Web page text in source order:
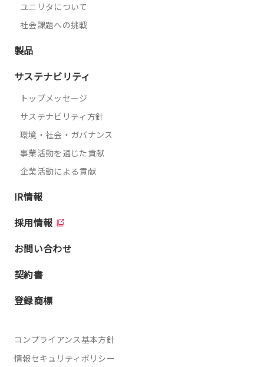
ユニリタについて
社会課題への挑戦
製品
サステナビリティ
トップメッセージ
サステナビリティ方針
環境・社会・ガバナンス
事業活動を通じた貢献
企業活動による貢献
IR情報
採用情報
お問い合わせ
契約書
登録商標
コンプライアンス基本方針
情報セキュリティポリシー